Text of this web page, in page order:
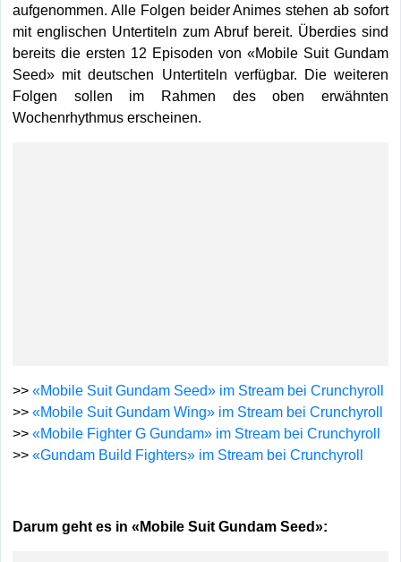
aufgenommen. Alle Folgen beider Animes stehen ab sofort
mit englischen Untertiteln zum Abruf bereit. Überdies sind
bereits die ersten 12 Episoden von «Mobile Suit Gundam
Seed» mit deutschen Untertiteln verfügbar. Die weiteren
Folgen sollen im Rahmen des oben erwähnten
Wochenrhythmus erscheinen.
>> «Mobile Suit Gundam Seed» im Stream bei Crunchyroll
>> «Mobile Suit Gundam Wing» im Stream bei Crunchyroll
>> «Mobile Fighter G Gundam» im Stream bei Crunchyroll
>> «Gundam Build Fighters» im Stream bei Crunchyroll
Darum geht es in «Mobile Suit Gundam Seed»: